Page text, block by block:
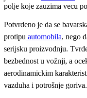
polje koje zauzima vecu
Potvrdeno je da se
protipu automobila, nego
serijsku proizvodnju.
bezbednost u vožnji, a
aerodinamickim
vazduha i potrošnje goriva.